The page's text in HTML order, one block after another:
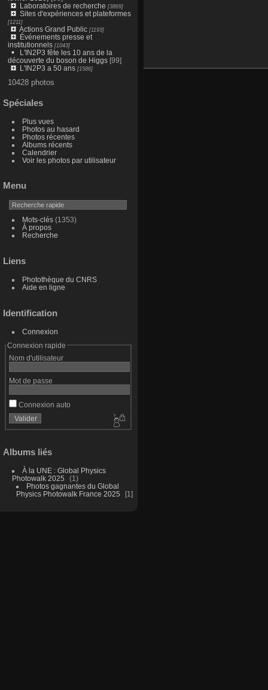
Laboratoires de recherche [3869]
Sites d'expériences et plateformes
[1211]
Actions Grand Public[1193]
Événements presse et
institutionnels[1043]
L'IN2P3 fête les 10 ans de la
découverte du boson de Higgs[99]
L'IN2P3 a 50 ans[1586]
10428 photos
Spéciales
Plus vues
Photos au hasard
Photos récentes
Albums récents
Calendrier
Voir les photos par utilisateur
Menu
Mots-clés(1353)
À propos
Recherche
Liens
Photothèque du CNRS
Aide en ligne
Identification
Connexion
Connexion rapide
Nom d'utilisateur
Mot de passe
Connexion auto
Albums liés
À la UNE : Global Physics
Photowalk 2025
1
Photos gagnantes du Global
Physics Photowalk France 2025
1